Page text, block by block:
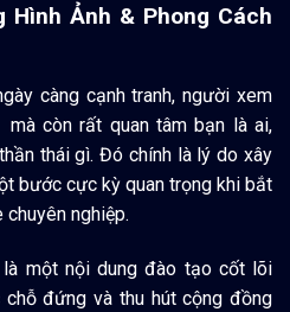
Hình Ảnh & Phong Cách
càng cạnh tranh, người xem
còn rất quan tâm bạn là ai,
thái gì. Đó chính là lý do xây
bước cực kỳ quan trọng khi bắt
nghiệp.
một nội dung đào tạo cốt lõi
đứng và thu hút cộng đồng